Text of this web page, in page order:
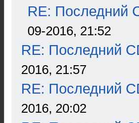
RE: Последний
09-2016, 21:52
RE: Последний
2016, 21:57
RE: Последний
2016, 20:02